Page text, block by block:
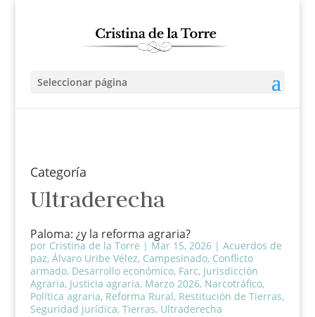
Seleccionar página
Categoría
Ultraderecha
Paloma: ¿y la reforma agraria?
por Cristina de la Torre | Mar 15, 2026| Acuerdos de
paz, Álvaro Uribe Vélez, Campesinado, Conflicto
armado, Desarrollo económico, Farc, Jurisdicción
Agraria, Justicia agraria, Marzo 2026, Narcotráfico,
Política agraria, Reforma Rural, Restitución de Tierras,
Seguridad jurídica, Tierras, Ultraderecha